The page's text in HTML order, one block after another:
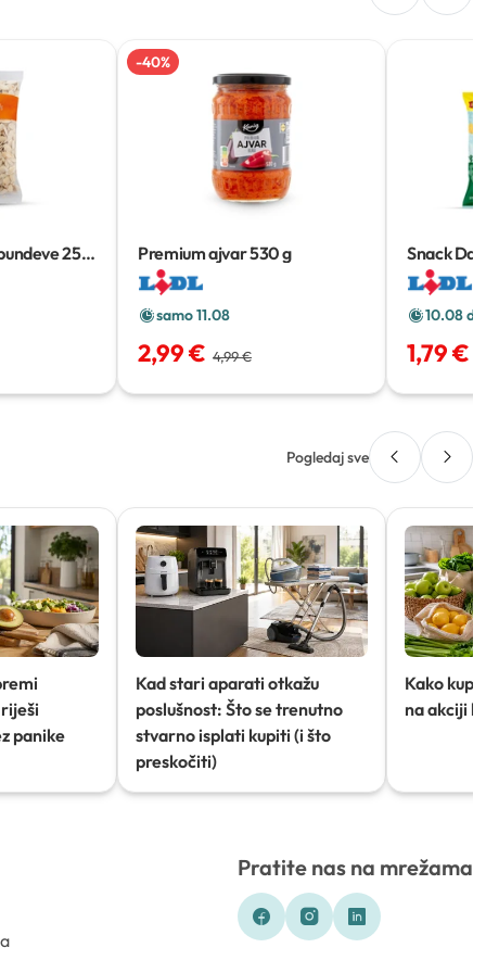
250
-40%
Premium ajvar530 g
samo 11.08
2,99 € 4,99 €
Snack
g
10.08
1,79 €
Pogledaj sve
panike
Kad stari aparati otkažu
poslušnost: Što se trenutno
stvarno isplati kupiti (i što
preskočiti)
Kako
na akciji
Pratite nas na mrežama